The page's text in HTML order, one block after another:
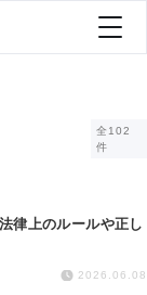
全102
件
律上のルールや正し
2026.06.08